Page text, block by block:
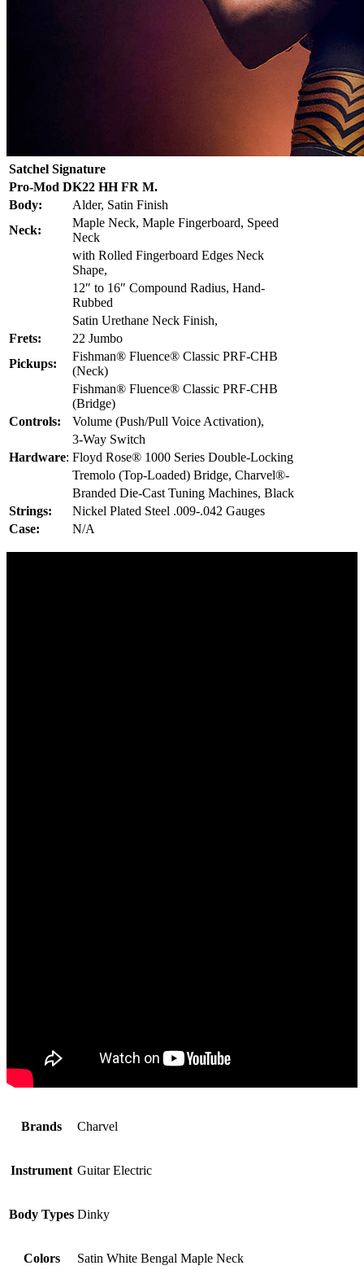
Satchel Signature
Pro-Mod DK22 HH FR M.
Body:
Alder, Satin Finish
Neck:
Maple Neck, Maple Fingerboard, Speed
Neck
with Rolled Fingerboard Edges Neck
Shape,
12″ to 16″ Compound Radius, Hand-
Rubbed
Satin Urethane Neck Finish,
Frets:
22 Jumbo
Pickups:
Fishman® Fluence® Classic PRF-CHB
(Neck)
Fishman® Fluence® Classic PRF-CHB
(Bridge)
Controls:
Volume (Push/Pull Voice Activation),
3-Way Switch
Hardware: Floyd Rose® 1000 Series Double-Locking
Tremolo (Top-Loaded) Bridge, Charvel®-
Branded Die-Cast Tuning Machines, Black
Strings:
Nickel Plated Steel .009-.042 Gauges
Case:
N/A
Brands Charvel
Instrument Guitar Electric
Body Types Dinky
Colors Satin White Bengal Maple Neck